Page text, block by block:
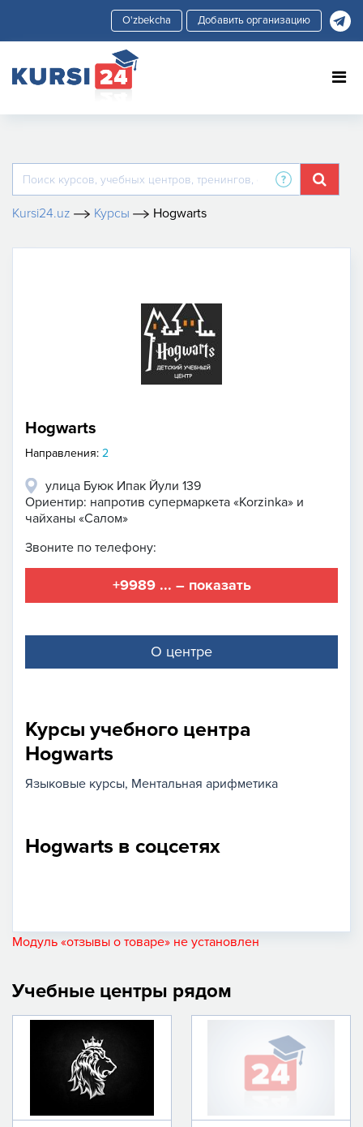
Добавить организацию
Kursi24.uz Курсы Hogwarts
Hogwarts
Направления: 2
улица Буюк Ипак Йули 139
Ориентир: напротив супермаркета «Korzinka» и
чайханы «Салом»
Звоните по телефону:
+9989 ... – показать
О центре
Курсы учебного центра
Hogwarts
Языковые курсы Ментальная арифметика
Hogwarts в соцсетях
Модуль «отзывы о товаре» не установлен
Учебные центры рядом